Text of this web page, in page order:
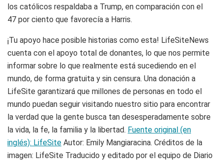
los católicos respaldaba a Trump, en comparación con el
47 por ciento que favorecía a Harris.
¡Tu apoyo hace posible historias como esta! LifeSiteNews
cuenta con el apoyo total de donantes, lo que nos permite
informar sobre lo que realmente está sucediendo en el
mundo, de forma gratuita y sin censura. Una donación a
LifeSite garantizará que millones de personas en todo el
mundo puedan seguir visitando nuestro sitio para encontrar
la verdad que la gente busca tan desesperadamente sobre
la vida, la fe, la familia y la libertad. Fuente original (en
inglés): LifeSite Autor: Emily Mangiaracina. Créditos de la
imagen: LifeSite Traducido y editado por el equipo de Diario